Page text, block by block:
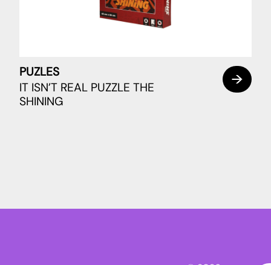
PUZLES
IT ISN’T REAL PUZZLE THE
SHINING